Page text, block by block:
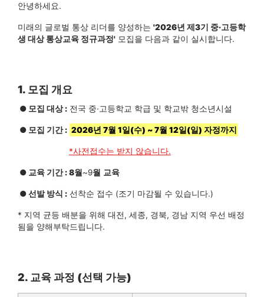
안녕하세요.
미래의 글로벌 통상 리더를 양성하는 '2026년 제3기 중·고등학
생 대상 통상교육 정규과정' 모집을 다음과 같이 실시합니다.
1. 모집 개요
● 모집 대상 : 전국 중·고등학교 학급 및 학교밖 청소년시설
● 모집 기간 : 2026년 7월 1일(수) ~ 7월 12일(일) 자정까지
*사전접수는 받지 않습니다.
● 교육 기간 : 8월 ~9월 교육
●선발 방식 : 선착순 접수 (조기 마감될 수 있습니다.)
* 지역 균등 배분을 위해 대전, 세종, 경북, 경남 지역 우선 배정
됨을 양해부탁드립니다.
2. 교육 과정 (선택 가능)